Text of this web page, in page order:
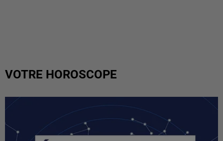
VOTRE HOROSCOPE